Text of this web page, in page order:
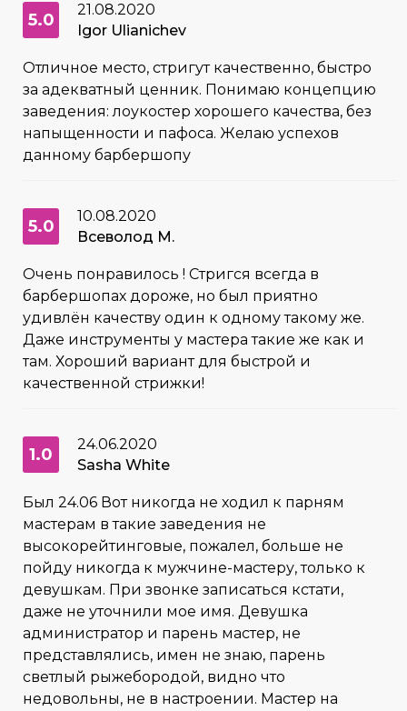
5.0
21.08.2020
Igor Ulianichev
Отличное место, стригут качественно, быстро
за адекватный ценник. Понимаю концепцию
заведения: лоукостер хорошего качества, без
напыщенности и пафоса. Желаю успехов
данному барбершопу
5.0
10.08.2020
Всеволод М.
Очень понравилось ! Стригся всегда в
барбершопах дороже, но был приятно
удивлён качеству один к одному такому же.
Даже инструменты у мастера такие же как и
там. Хороший вариант для быстрой и
качественной стрижки!
1.0
24.06.2020
Sasha White
Был 24.06 Вот никогда не ходил к парням
мастерам в такие заведения не
высокорейтинговые, пожалел, больше не
пойду никогда к мужчине-мастеру, только к
девушкам. При звонке записаться кстати,
даже не уточнили мое имя. Девушка
администратор и парень мастер, не
представлялись, имен не знаю, парень
светлый рыжебородой, видно что
недовольны, не в настроении. Мастер на